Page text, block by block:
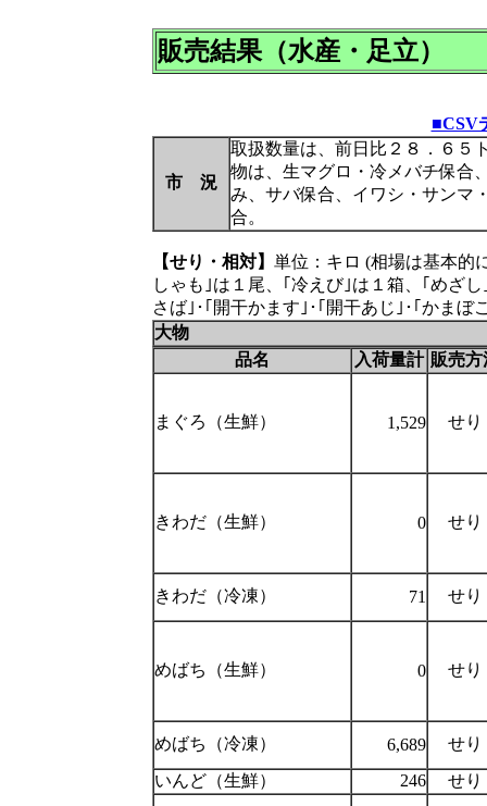
販売結果（水産・足立）
■CSV
市 況
取扱数量は、前日比２８．６５
物は、生マグロ・冷メバチ保合
み、サバ保合、イワシ・サンマ
合。
【せり・相対】 単位：キロ (相場は基本的
しゃも｣は１尾、｢冷えび｣は１箱、｢めざ
さば｣･｢開干かます｣･｢開干あじ｣･｢かま
大物
品名
入荷量計 販売方
まぐろ（生鮮） 1,529 せり
きわだ（生鮮） 0 せり
きわだ（冷凍） 71 せり
めばち（生鮮） 0 せり
めばち（冷凍） 6,689
せり
いんど（生鮮）
246
せり